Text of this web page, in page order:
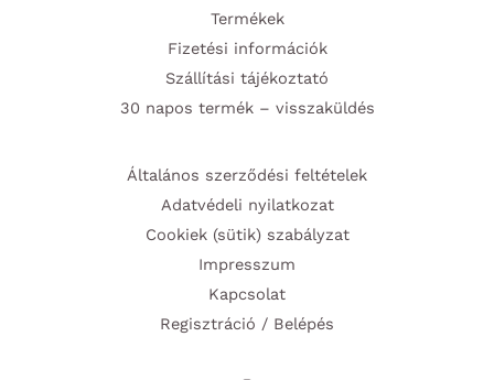
Termékek
Fizetési információk
Szállítási tájékoztató
30 napos termék – visszaküldés
Általános szerződési feltételek
Adatvédeli nyilatkozat
Cookiek (sütik) szabályzat
Impresszum
Kapcsolat
Regisztráció / Belépés